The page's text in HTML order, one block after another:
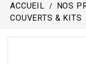
ACCUEIL NOS
COUVERTS & KITS